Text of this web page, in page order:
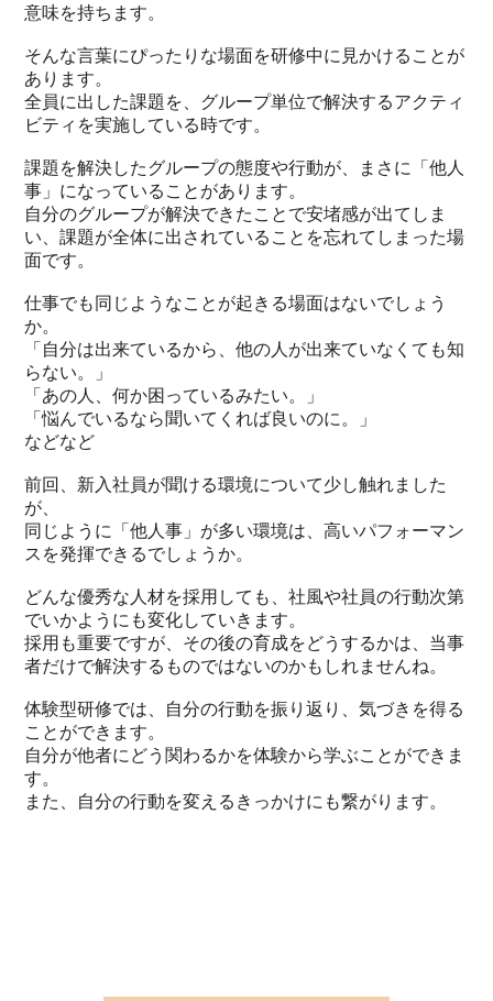
意味を持ちます。
そんな言葉にぴったりな場面を研修中に見かけることが
あります。
全員に出した課題を、グループ単位で解決するアクティ
ビティを実施している時です。
課題を解決したグループの態度や行動が、まさに「他人
事」になっていることがあります。
自分のグループが解決できたことで安堵感が出てしま
い、課題が全体に出されていることを忘れてしまった場
面です。
仕事でも同じようなことが起きる場面はないでしょう
か。
「自分は出来ているから、他の人が出来ていなくても知
らない。」
「あの人、何か困っているみたい。」
「悩んでいるなら聞いてくれば良いのに。」
などなど
前回、新入社員が聞ける環境について少し触れました
が、
同じように「他人事」が多い環境は、高いパフォーマン
スを発揮できるでしょうか。
どんな優秀な人材を採用しても、社風や社員の行動次第
でいかようにも変化していきます。
採用も重要ですが、その後の育成をどうするかは、当事
者だけで解決するものではないのかもしれませんね。
体験型研修では、自分の行動を振り返り、気づきを得る
ことができます。
自分が他者にどう関わるかを体験から学ぶことができま
す。
また、自分の行動を変えるきっかけにも繋がります。